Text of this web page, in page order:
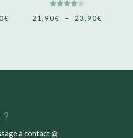
€
à
4.00
21,90€ – 23,90€
à
à contact @